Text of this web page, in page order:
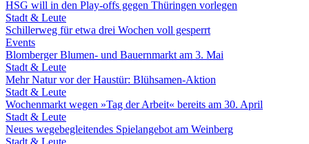
HSG will in den Play-offs gegen Thüringen vorlegen
Stadt & Leute
Schillerweg für etwa drei Wochen voll gesperrt
Events
Blomberger Blumen- und Bauernmarkt am 3. Mai
Stadt & Leute
Mehr Natur vor der Haustür: Blühsamen-Aktion
Stadt & Leute
Wochenmarkt wegen »Tag der Arbeit« bereits am 30. April
Stadt & Leute
Neues wegebegleitendes Spielangebot am Weinberg
Stadt & Leute